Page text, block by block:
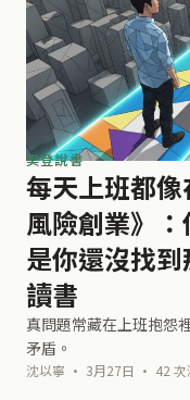
樊登說書
每天上班都
風險創業》
是你還沒找
讀書
真問題常藏在上班抱怨
矛盾。
沈以寧 · 3月27日 · 42 次